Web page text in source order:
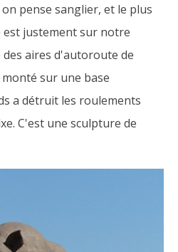
pense sanglier, et le plus
justement sur notre
aires d'autoroute de
sur une base
a détruit les roulements
C'est une sculpture de